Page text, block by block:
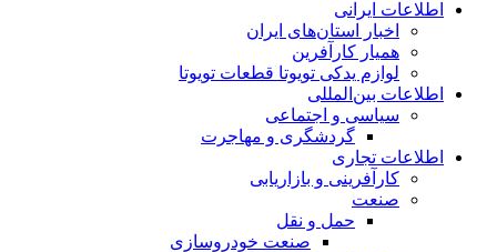
اطلاعات‌ ‎ایرانی
اخبار استان‌های ایران
همیار کارآفرین
لوازم یدکی تویوتا قطعات تویوتا
اطلاعات بین‌المللی
سیاسی و اجتماعی
گردشگری و مهاجرت
اطلاعات تجاری
کارآفرینی و بازاریابی
صنعت
حمل و نقل
صنعت خودروسازی